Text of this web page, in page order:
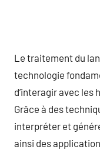
Le traitement du
technologie
d’interagir avec les
Grâce à des
interpréter et
ainsi des